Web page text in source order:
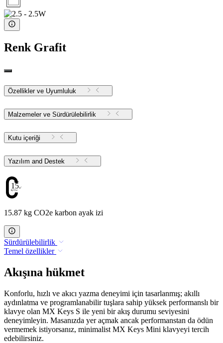
Renk Grafit
Özellikler ve Uyumluluk
Malzemeler ve Sürdürülebilirlik
Kutu içeriği
Yazılım and Destek
15.87
15.87 kg CO2e karbon ayak izi
Sürdürülebilirlik
Temel özellikler
Akışına hükmet
Konforlu, hızlı ve akıcı yazma deneyimi için tasarlanmış; akıllı
aydınlatma ve programlanabilir tuşlara sahip yüksek performanslı bir
klavye olan MX Keys S ile yeni bir akış durumu seviyesini
deneyimleyin. Masanızda yer açmak ancak performanstan da ödün
vermemek istiyorsanız, minimalist MX Keys Mini klavyeyi tercih
edebilirsiniz.